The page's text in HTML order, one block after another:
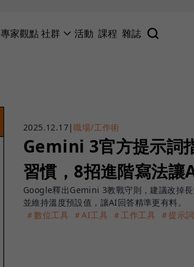
專家觀點社群 活動 課程 雜誌
2025.12.17|職場/工作術
Gemini 3官方提示詞
習慣，8招進階寫法讓
Google釋出Gemini 3教戰守則，建議改掉
並維持溫度預設值，讓AI回答精準更有料。
＃數位工具 ＃AI工具 ＃工作工具 ＃提示